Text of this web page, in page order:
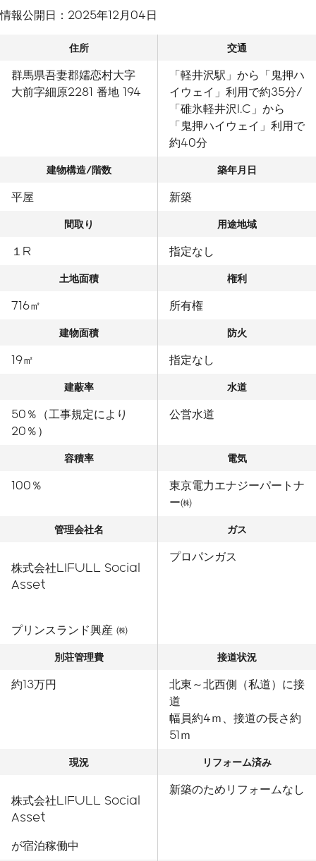
情報公開日： 2025年12月04日
住所
群馬県吾妻郡嬬恋村大字
大前字細原2281 番地 194
交通
「軽井沢駅」から「鬼押ハ
イウェイ」利用で約35分/
「碓氷軽井沢I.C」から
「鬼押ハイウェイ」利用で
約40分
建物構造/階数
平屋
築年月日
新築
間取り
１R
用途地域
指定なし
土地面積
716㎡
権利
所有権
建物面積
19㎡
防火
指定なし
建蔽率
50％（工事規定により
20％）
水道
公営水道
容積率
100％
電気
東京電力エナジーパートナ
ー㈱
管理会社名
株式会社LIFULL Social
Asset
プリンスランド興産 ㈱
ガス
プロパンガス
別荘管理費
約13万円
接道状況
北東～北西側（私道）に接
道
幅員約4ｍ、接道の長さ約
51ｍ
現況
株式会社LIFULL Social
Asset
が宿泊稼働中
リフォーム済み
新築のためリフォームなし